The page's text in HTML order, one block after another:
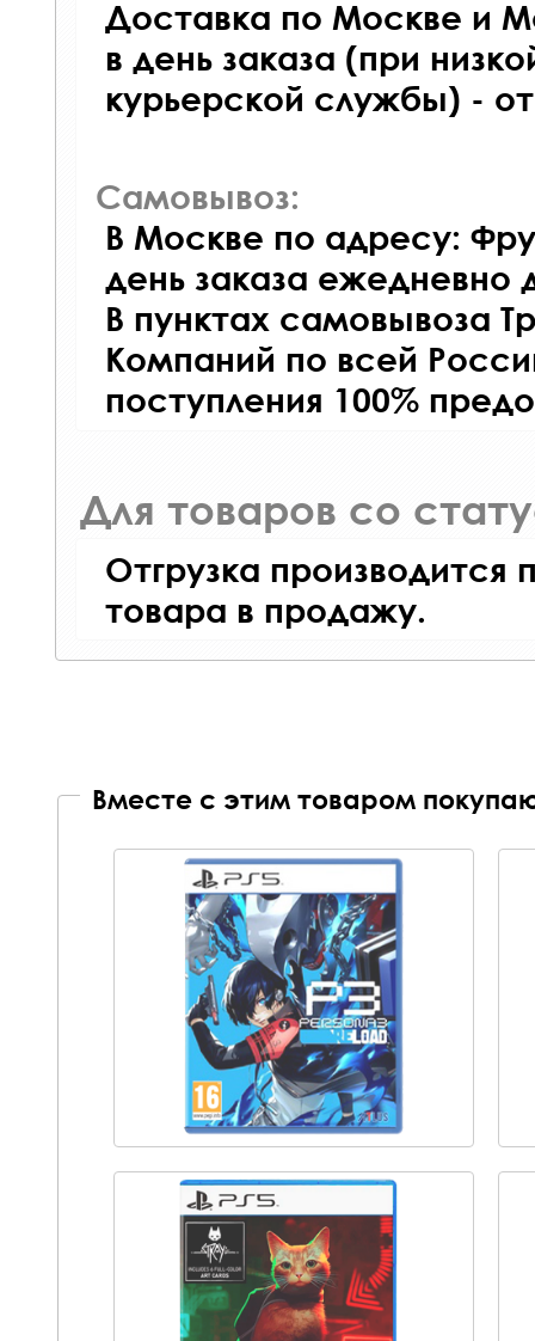
Доставка по Москве и
в день заказа (при
курьерской службы) -
Самовывоз:
В Москве по адресу:
день заказа ежедневно
В пунктах самовывоза
Компаний по всей
поступления 100%
Для товаров со
Отгрузка производится
товара в продажу.
Вместе с этим товаром